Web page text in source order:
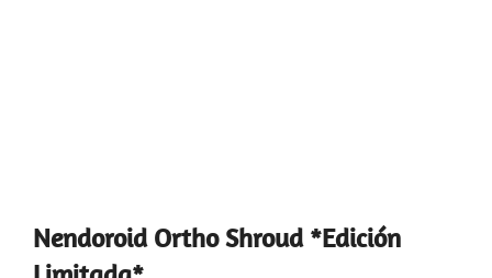
Nendoroid Ortho Shroud *Edición